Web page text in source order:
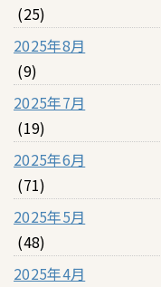
(25)
2025年8月
(9)
2025年7月
(19)
2025年6月
(71)
2025年5月
(48)
2025年4月